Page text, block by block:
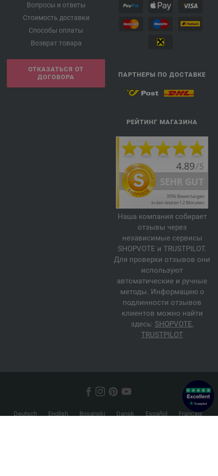
Вопросы и ответы
Стоимость доставки
Способы оплаты
Возврат товара
ОТКАЗАТЬСЯ ОТ
ДОГОВОРА
ПАРТНЕРЫ ПО ДОСТАВКЕ
РЕЙТИНГ МАГАЗИНА
Наша компания собирает
отзывы через
независимые сервисы
SHOPVOTE и TRUSTPILOT.
Для проверки отзывов они
используют
автоматические и ручные
методы. Информацию о
подлинности отзывов
клиентов можно найти
здесь: SHOPVOTE,
TRUSTPILOT
Deutsch English Bosanski Dansk Español
Français